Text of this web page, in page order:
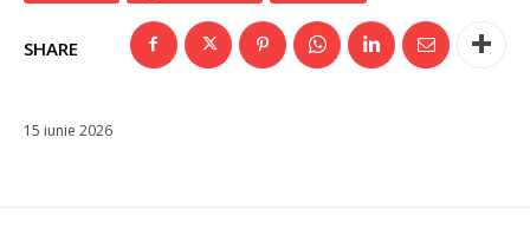
SHARE
15 iunie 2026